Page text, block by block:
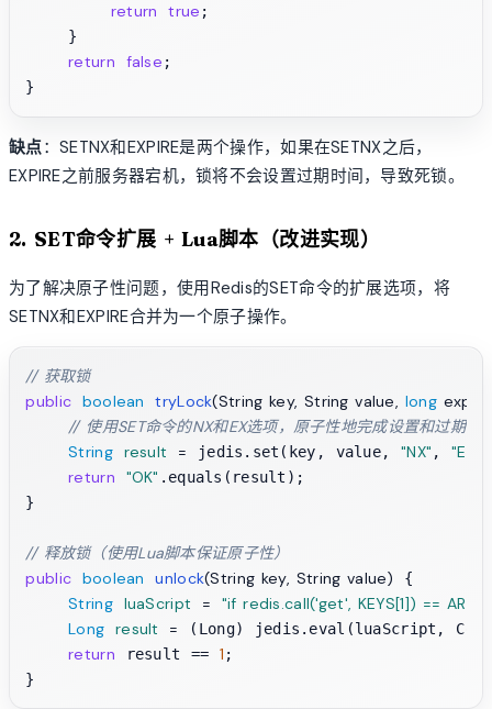
return true ;
    }
return false ;
缺点：SETNX和EXPIRE是两个操作，如果在SETNX之后，
EXPIRE之前服务器宕机，锁将不会设置过期时间，导致死锁。
2. SET命令扩展 + Lua脚本（改进实现）
为了解决原子性问题，使用Redis的SET命令的扩展选项，将
SETNX和EXPIRE合并为一个原子操作。
// 获取锁
public boolean tryLock(String key, String value, long
// 使用SET命令的NX和EX选项，原子性地完成设置和过期时
String result = jedis.set(key, value, "NX" , "EX"
return "OK" .equals(result);
}
// 释放锁（使用Lua脚本保证原子性）
public boolean unlock(String key, String value) {
String luaScript =
"if redis.call('get', KEYS[1]) ==
Long result = (Long) jedis.eval(luaScript,
return result == 1 ;